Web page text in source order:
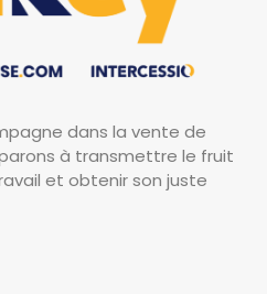
dans la vente de
à transmettre le fruit
et obtenir son juste